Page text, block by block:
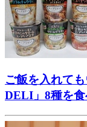
ご飯を入れて
DELI」8種を食